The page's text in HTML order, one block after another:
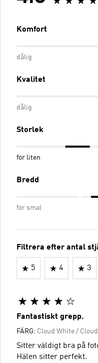
Komfort
dålig
Kvalitet
dålig
Storlek
för liten
Bredd
för smal
Filtrera efter antal
5 4 3
Fantastiskt grepp.
FÄRG: Cloud White /
Sitter väldigt bra på
Hälen sitter perfekt.